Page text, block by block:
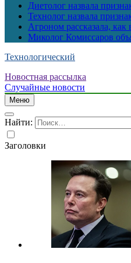
Диетолог назвала
Технолог назвала
Агроном рассказала,
Миколог Комиссаров
Технологический
Новостная рассылка
Случайные новости
Меню
Найти:
Заголовки